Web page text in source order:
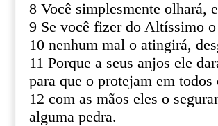
8 Você simplesmente olhará,
9 Se você fizer do Altíssimo
10 nenhum mal o atingirá,
11 Porque a seus anjos ele
para que o protejam em todos
12 com as mãos eles o
alguma pedra.